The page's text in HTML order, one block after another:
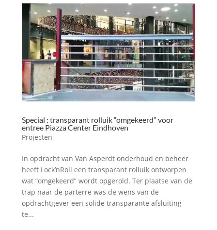
Special : transparant rolluik “omgekeerd” voor
entree Piazza Center Eindhoven
Projecten
In opdracht van Van Asperdt onderhoud en beheer
heeft Lock’nRoll een transparant rolluik ontworpen
wat “omgekeerd” wordt opgerold. Ter plaatse van de
trap naar de parterre was de wens van de
opdrachtgever een solide transparante afsluiting
te...